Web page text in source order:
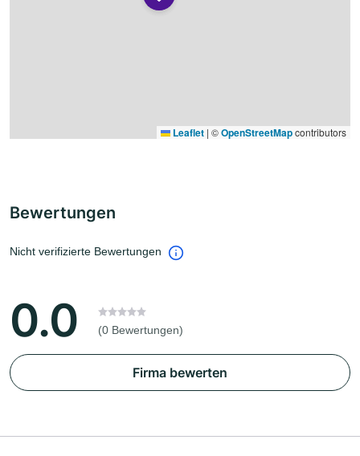
Leaflet | ©OpenStreetMapcontributors
Bewertungen
Nicht verifizierte Bewertungen
0.0 (0 Bewertungen)
Firma bewerten